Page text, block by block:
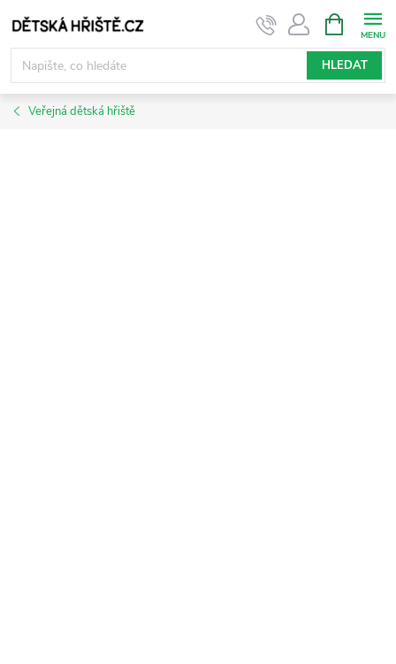
na
obsah
HLEDAT
NÁKUPNÍ
KOŠÍK
Veřejná dětská hřiště